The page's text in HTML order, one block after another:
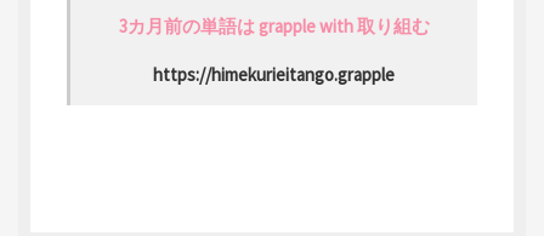
3カ月前の単語は grapple with 取り組む
https://himekurieitango.grapple